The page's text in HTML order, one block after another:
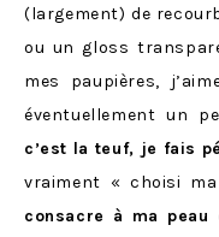
(largement) de
ou un gloss
mes paupières,
éventuellement un
c’est la teuf, je fais
vraiment « choisi
consacre à ma